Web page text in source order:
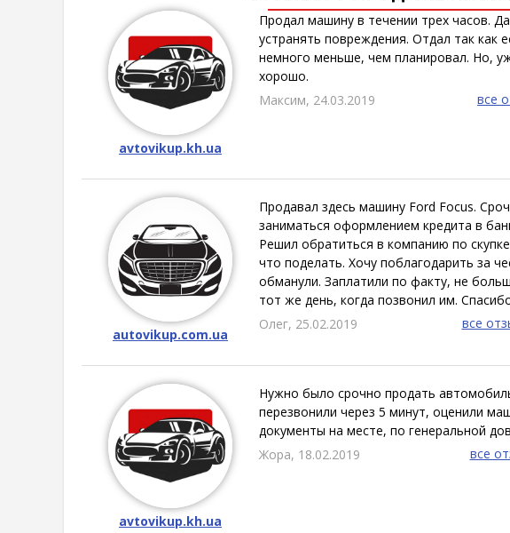
avtovikup.kh.ua
Продал машину в течении трех часов.
устранять повреждения. Отдал так как
немного меньше, чем планировал. Но,
хорошо.
Максим, 24.03.2019
все
autovikup.com.ua
Продавал здесь машину Ford Focus.
заниматься оформлением кредита в
Решил обратиться в компанию по
что поделать. Хочу поблагодарить за
обманули. Заплатили по факту, не
тот же день, когда позвонил им.
Олег, 25.02.2019
все
avtovikup.kh.ua
Нужно было срочно продать
перезвонили через 5 минут, оценили
документы на месте, по генеральной
Жора, 18.02.2019
все